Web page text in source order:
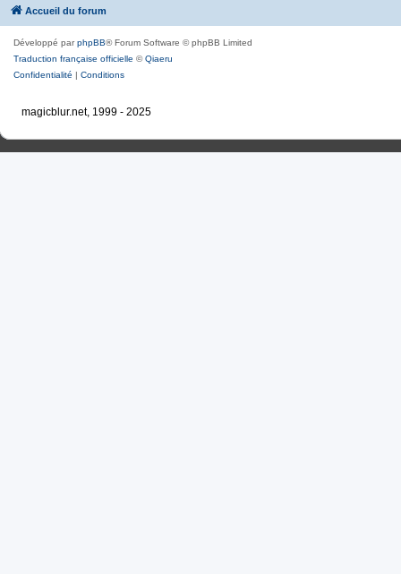
Accueil du forum
Développé parphpBB® Forum Software © phpBB Limited
Traduction française officielle ©Qiaeru
Confidentialité | Conditions
magicblur.net, 1999 - 2025